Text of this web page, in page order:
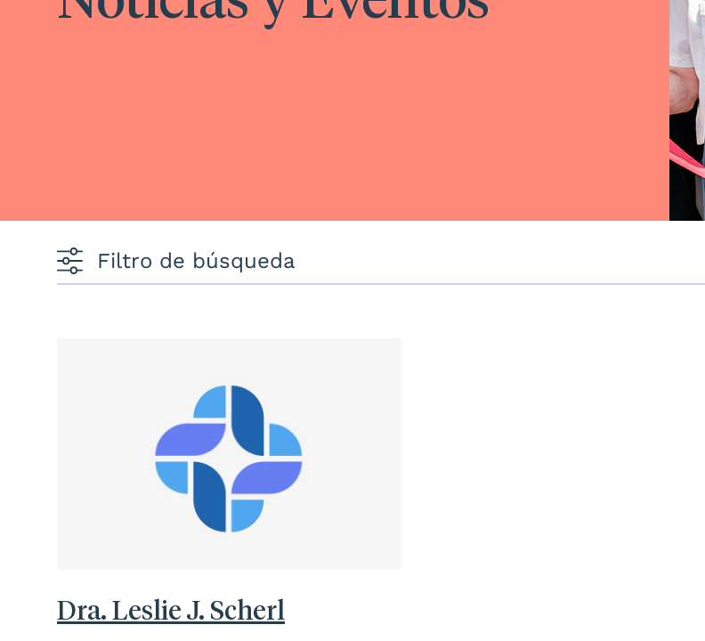
Filtro de búsqueda
Dra. Leslie J. Scherl